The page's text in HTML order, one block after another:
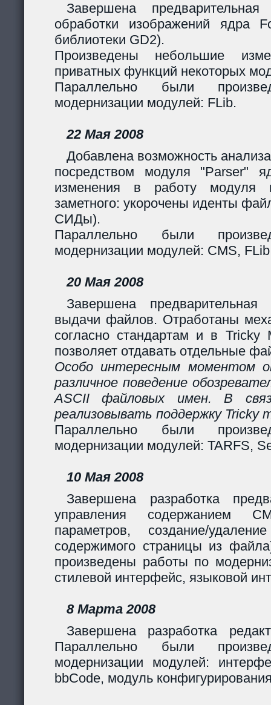
Завершена
обработки изображений ядра
библиотеки GD2).
Произведены небольшие
приватных функций некоторых
Параллельно были
модернизации модулей: FLib.
22 Мая 2008
Добавлена возможность
посредством модуля "Parser"
изменения в работу модуля
заметного: укорочены иденты
СИДы).
Параллельно были
модернизации модулей: CMS,
20 Мая 2008
Завершена предварительная
выдачи файлов. Отработаны
согласно стандартам и в Tricky
позволяет отдавать отдельные
Особо интересным моментом
различное поведение
ASCII файловых имен. В
реализовывать поддержку Tricky
Параллельно были
модернизации модулей: TARFS,
10 Мая 2008
Завершена разработка
управления содержанием
параметров, создание/
содержимого страницы из
произведены работы по
стилевой интерфейс, языковой
8 Марта 2008
Завершена разработка
Параллельно были
модернизации модулей:
bbCode, модуль